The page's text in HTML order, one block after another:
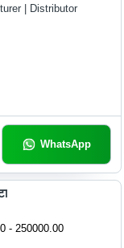
| Distributor
WhatsApp
- 250000.00